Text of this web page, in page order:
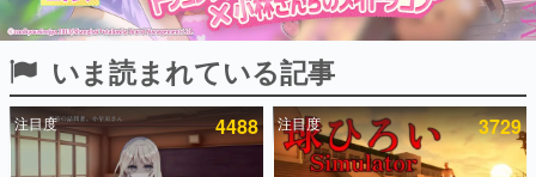
ピックアップ
電ファミのいま読まれている記事ランキング
いま読まれている記事
注目度 4488 注目度 3729